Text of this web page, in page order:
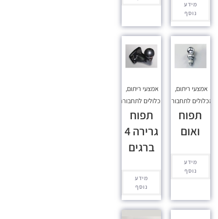
מידע
נוסף
אמצעי ריתום,
מכלולים לתחבורה
תפוח
ואום
מידע
נוסף
אמצעי ריתום,
מכלולים לתחבורה
תפוח
גרירה 4
ברגים
מידע
נוסף